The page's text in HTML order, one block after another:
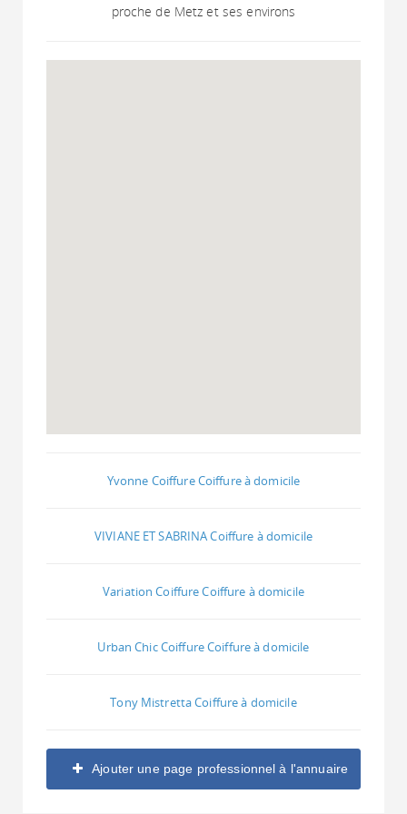
proche de Metz et ses environs
Yvonne Coiffure Coiffure à domicile
VIVIANE ET SABRINA Coiffure à domicile
Variation Coiffure Coiffure à domicile
Urban Chic Coiffure Coiffure à domicile
Tony Mistretta Coiffure à domicile
Ajouter une page professionnel à l'annuaire